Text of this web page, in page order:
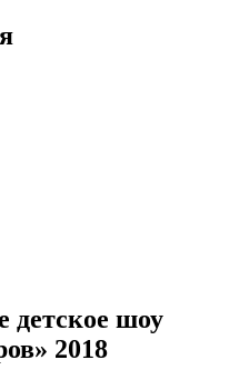
детское шоу
2018